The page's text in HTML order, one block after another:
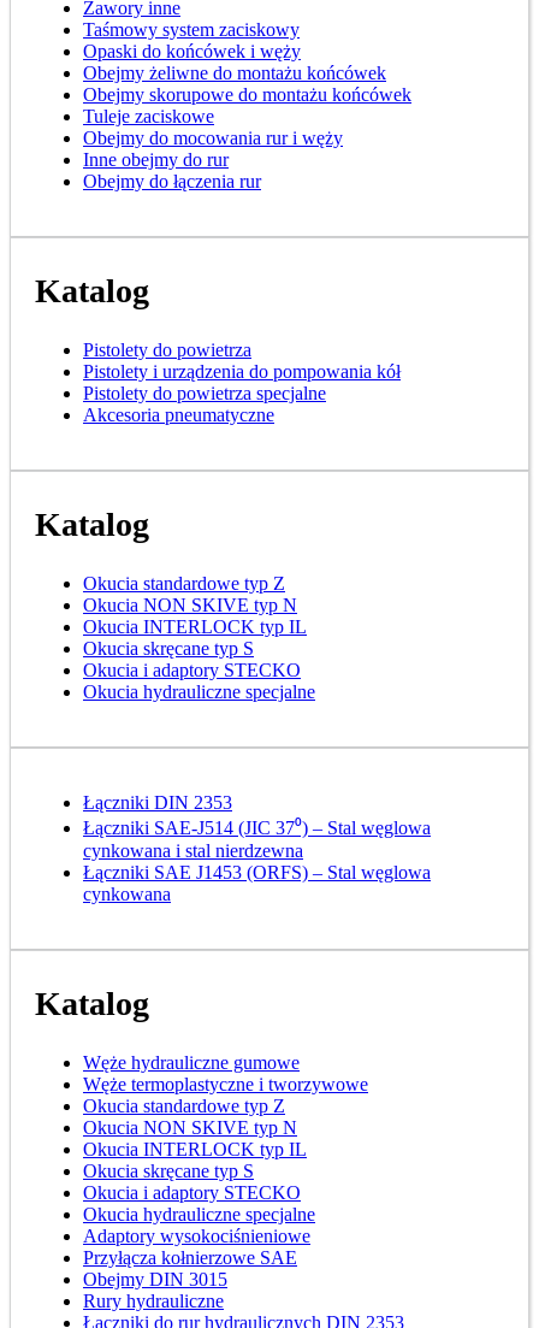
Zawory inne
Taśmowy system zaciskowy
Opaski do końcówek i węży
Obejmy żeliwne do montażu końcówek
Obejmy skorupowe do montażu końcówek
Tuleje zaciskowe
Obejmy do mocowania rur i węży
Inne obejmy do rur
Obejmy do łączenia rur
Katalog
Pistolety do powietrza
Pistolety i urządzenia do pompowania kół
Pistolety do powietrza specjalne
Akcesoria pneumatyczne
Katalog
Okucia standardowe typ Z
Okucia NON SKIVE typ N
Okucia INTERLOCK typ IL
Okucia skręcane typ S
Okucia i adaptory STECKO
Okucia hydrauliczne specjalne
Łączniki DIN 2353
Łączniki SAE-J514 (JIC 37⁰) – Stal węglowa
cynkowana i stal nierdzewna
Łączniki SAE J1453 (ORFS) – Stal węglowa
cynkowana
Katalog
Węże hydrauliczne gumowe
Węże termoplastyczne i tworzywowe
Okucia standardowe typ Z
Okucia NON SKIVE typ N
Okucia INTERLOCK typ IL
Okucia skręcane typ S
Okucia i adaptory STECKO
Okucia hydrauliczne specjalne
Adaptory wysokociśnieniowe
Przyłącza kołnierzowe SAE
Obejmy DIN 3015
Rury hydrauliczne
Łączniki do rur hydraulicznych DIN 2353